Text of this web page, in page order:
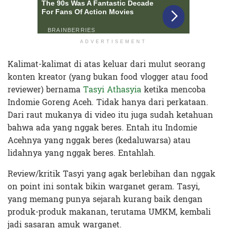
ADVERTISEMENT
Kalimat-kalimat di atas keluar dari mulut seorang
konten kreator (yang bukan food vlogger atau food
reviewer) bernamaTasyi Athasyiaketika mencoba
Indomie Goreng Aceh. Tidak hanya dari perkataan.
Dari raut mukanya di video itu juga sudah ketahuan
bahwa ada yang nggak beres. Entah itu Indomie
Acehnya yang nggak beres (kedaluwarsa) atau
lidahnya yang nggak beres. Entahlah.
Review/kritik Tasyi yang agak berlebihan dan nggak
on point ini sontak bikin warganet geram. Tasyi,
yang memang punya sejarah kurang baik dengan
produk-produk makanan, terutama UMKM, kembali
jadi sasaran amuk warganet.